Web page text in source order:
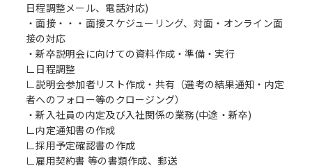
日程調整メール、電話対応)
・面接・・・面接スケジューリング、対面・オンライン面
接の対応
・新卒説明会に向けての資料作成・準備・実行
∟日程調整
∟説明会参加者リスト作成・共有（選考の結果通知・内定
者へのフォロー等のクロージング）
・新入社員の内定及び入社関係の業務(中途・新卒)
∟内定通知書の作成
∟採用予定確認書の作成
∟雇用契約書 等の書類作成、郵送